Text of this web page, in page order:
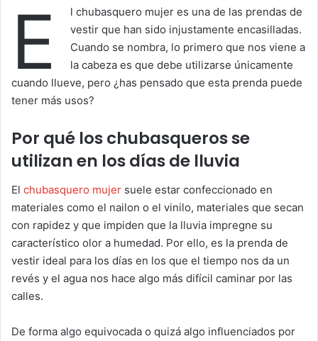
E
l chubasquero mujer es una de las prendas de
vestir que han sido injustamente encasilladas.
Cuando se nombra, lo primero que nos viene a
la cabeza es que debe utilizarse únicamente
cuando llueve, pero ¿has pensado que esta prenda puede
tener más usos?
Por qué los chubasqueros se
utilizan en los días de lluvia
El chubasquero mujer suele estar confeccionado en
materiales como el nailon o el vinilo, materiales que secan
con rapidez y que impiden que la lluvia impregne su
característico olor a humedad. Por ello, es la prenda de
vestir ideal para los días en los que el tiempo nos da un
revés y el agua nos hace algo más difícil caminar por las
calles.
De forma algo equivocada o quizá algo influenciados por